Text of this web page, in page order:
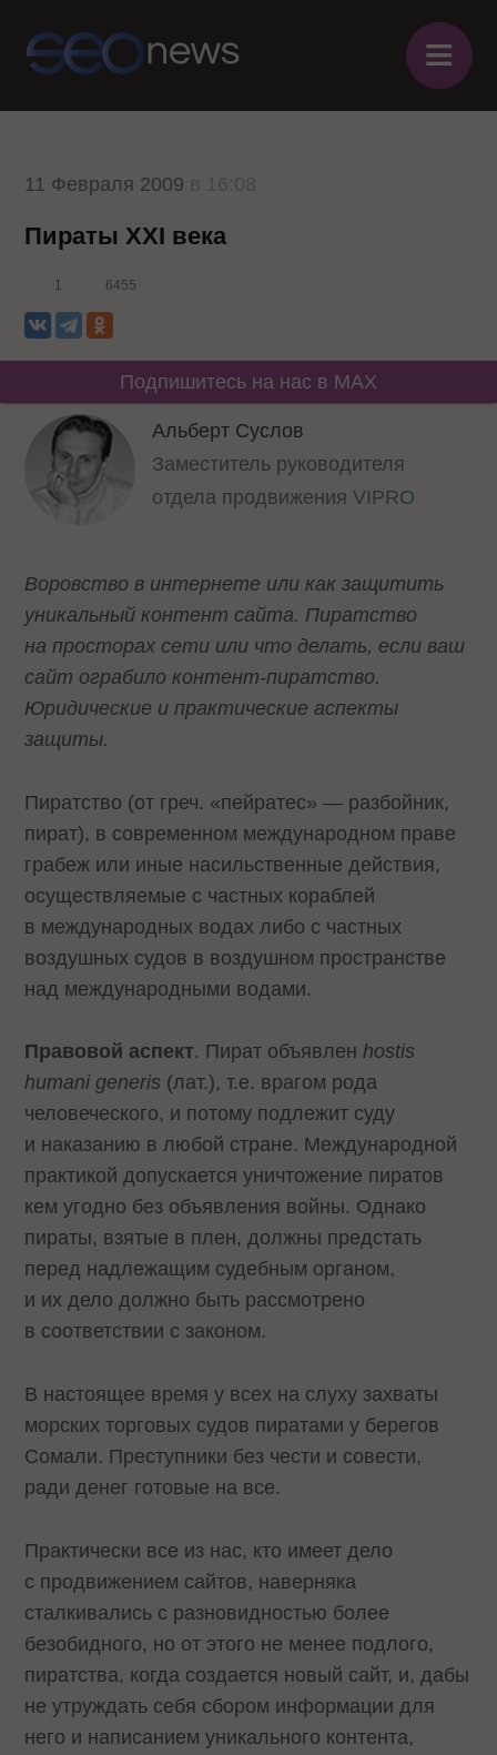
≡
11 Февраля 2009
Пираты XXI века
1 6455
Подпишитесь на нас в MAX
Альберт Суслов
Заместитель руководителя
отдела продвиженияVIPRO
Воровство в интернете или как защитить
уникальный контент сайта. Пиратство
на просторах сети или что делать, если ваш
сайт ограбило контент-пиратство.
Юридические и практические аспекты
защиты.
Пиратство (от греч. «пейратес» — разбойник,
пират), в современном международном праве
грабеж или иные насильственные действия,
осуществляемые с частных кораблей
в международных водах либо с частных
воздушных судов в воздушном пространстве
над международными водами.
Правовой аспект. Пират объявленhostis
humani generis (лат.), т.е. врагом рода
человеческого, и потому подлежит суду
и наказанию в любой стране. Международной
практикой допускается уничтожение пиратов
кем угодно без объявления войны. Однако
пираты, взятые в плен, должны предстать
перед надлежащим судебным органом,
и их дело должно быть рассмотрено
в соответствии с законом.
В настоящее время у всех на слуху захваты
морских торговых судов пиратами у берегов
Сомали. Преступники без чести и совести,
ради денег готовые на все.
Практически все из нас, кто имеет дело
с продвижением сайтов, наверняка
сталкивались с разновидностью более
безобидного, но от этого не менее подлого,
пиратства, когда создается новый сайт, и, дабы
не утруждать себя сбором информации для
него и написанием уникального контента,